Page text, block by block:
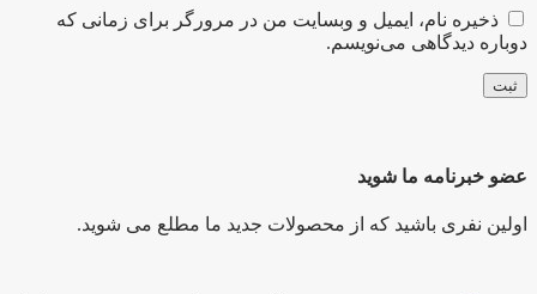
ذخیره نام، ایمیل و وبسایت من در مرورگر برای زمانی که
دوباره دیدگاهی می‌نویسم.
عضو خبرنامه ما شوید
اولین نفری باشید که از محصولات جدید ما مطلع می شوید.